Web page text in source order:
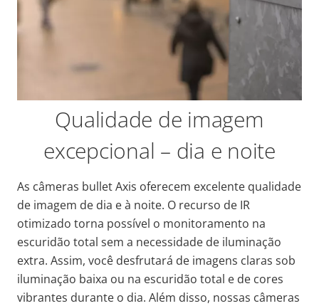
Qualidade de imagem
excepcional – dia e noite
As câmeras bullet Axis oferecem excelente qualidade
de imagem de dia e à noite. O recurso de IR
otimizado torna possível o monitoramento na
escuridão total sem a necessidade de iluminação
extra. Assim, você desfrutará de imagens claras sob
iluminação baixa ou na escuridão total e de cores
vibrantes durante o dia. Além disso, nossas câmeras